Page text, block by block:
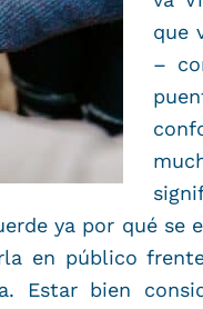
que
–
ya por qué se
en público
Estar bien